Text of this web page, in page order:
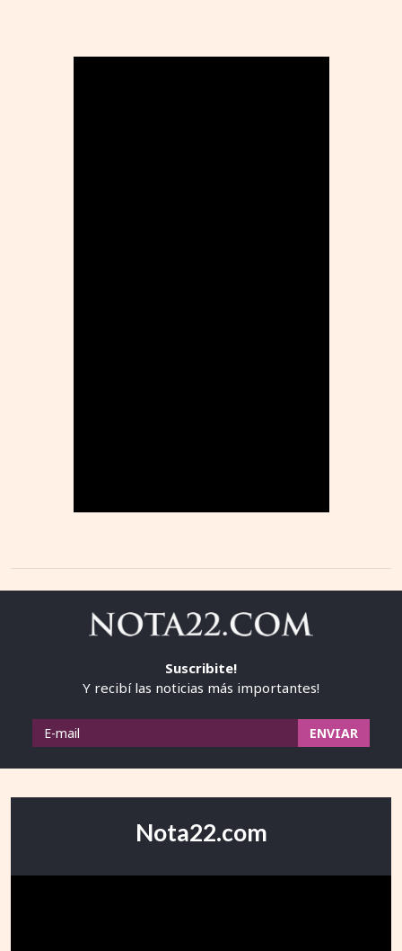
Suscribite!
Y recibí las noticias más importantes!
Nota22.com